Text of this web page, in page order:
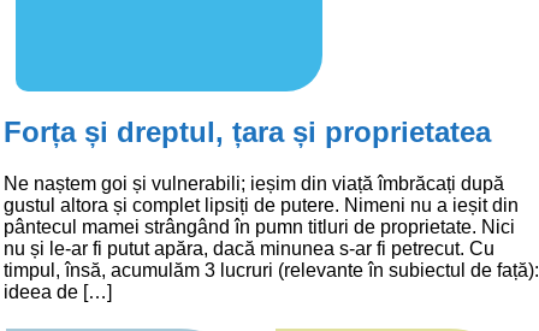
Forța și dreptul, țara și proprietatea
Ne naștem goi și vulnerabili; ieșim din viață îmbrăcați după
gustul altora și complet lipsiți de putere. Nimeni nu a ieșit din
pântecul mamei strângând în pumn titluri de proprietate. Nici
nu și le-ar fi putut apăra, dacă minunea s-ar fi petrecut. Cu
timpul, însă, acumulăm 3 lucruri (relevante în subiectul de față):
ideea de […]